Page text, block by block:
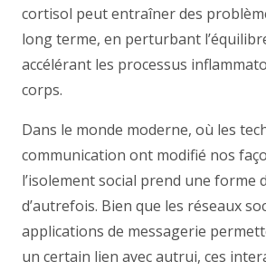
cortisol peut entraîner des
long terme, en perturbant
accélérant les processus
corps.
Dans le monde moderne, où les
communication ont modifié nos
l’isolement social prend une forme
d’autrefois. Bien que les réseaux
applications de messagerie
un certain lien avec autrui, ces